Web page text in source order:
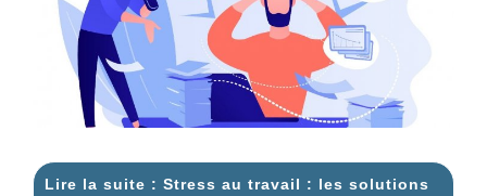
Lire la suite : Stress au travail : les solutions